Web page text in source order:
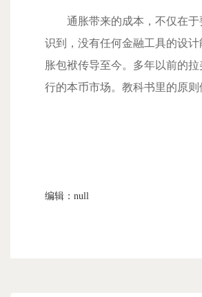
通胀带来的成本，不仅在
识到，没有任何金融工具的设
胀包袱传导至今。多年以前的
行的本币市场。教科书里的原
编辑：null